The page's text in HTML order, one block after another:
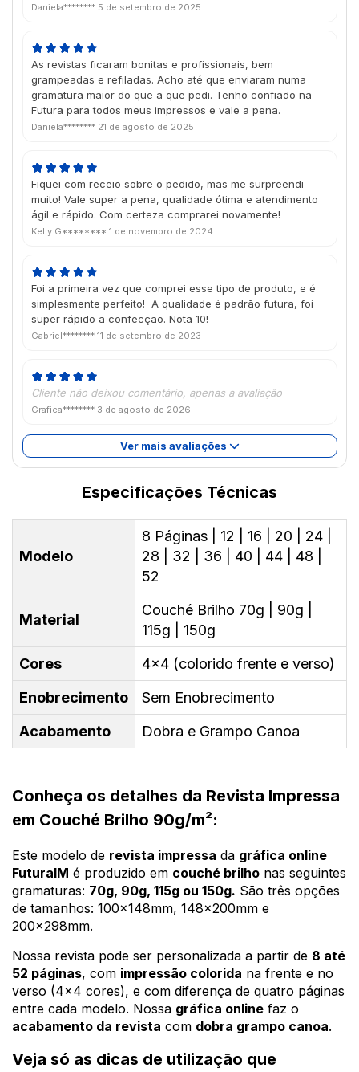
Daniela******** 5 de setembro de 2025
As revistas ficaram bonitas e profissionais, bem
grampeadas e refiladas. Acho até que enviaram numa
gramatura maior do que a que pedi. Tenho confiado na
Futura para todos meus impressos e vale a pena.
Daniela******** 21 de agosto de 2025
Fiquei com receio sobre o pedido, mas me surpreendi
muito! Vale super a pena, qualidade ótima e atendimento
ágil e rápido. Com certeza comprarei novamente!
Kelly G******** 1 de novembro de 2024
Foi a primeira vez que comprei esse tipo de produto, e é
simplesmente perfeito! A qualidade é padrão futura, foi
super rápido a confecção. Nota 10!
Gabriel******** 11 de setembro de 2023
Cliente não deixou comentário, apenas a avaliação
Grafica******** 3 de agosto de 2026
Ver mais avaliações
Especificações Técnicas
Modelo
8 Páginas | 12 | 16 | 20 | 24 |
28 | 32 | 36 | 40 | 44 | 48 |
52
Material
Couché Brilho 70g | 90g |
115g | 150g
Cores
4x4 (colorido frente e verso)
Enobrecimento
Sem Enobrecimento
Acabamento
Dobra e Grampo Canoa
Conheça os detalhes da Revista Impressa
em Couché Brilho 90g/m²:
Este modelo de revista impressa da gráfica online
FuturaIM é produzido em couché brilho nas seguintes
gramaturas: 70g, 90g, 115g ou 150g. São três opções
de tamanhos: 100x148mm, 148x200mm e
200x298mm.
Nossa revista pode ser personalizada a partir de 8 até
52 páginas, com impressão colorida na frente e no
verso (4x4 cores), e com diferença de quatro páginas
entre cada modelo. Nossa gráfica online faz o
acabamento da revista com dobra grampo canoa.
Veja só as dicas de utilização que